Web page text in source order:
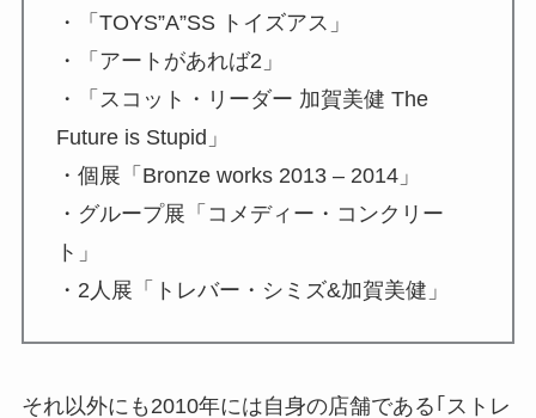
・「TOYS”A”SS トイズアス」
・「アートがあれば2」
・「スコット・リーダー 加賀美健 The
Future is Stupid」
・個展「Bronze works 2013 – 2014」
・グループ展「コメディー・コンクリー
ト」
・2人展「トレバー・シミズ&加賀美健」
それ以外にも2010年には自身の店舗である｢ストレ